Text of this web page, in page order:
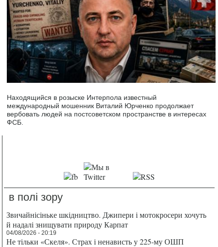
Находящийся в розыске Интерпола известный
международный мошенник Виталий Юрченко продолжает
вербовать людей на постсоветском пространстве в интересах
ФСБ.
в полі зору
Звичайнісіньке шкідництво. Джипери і мотокросери хочуть
й надалі знищувати природу Карпат
04/08/2026 - 20:19
Не тільки «Скеля». Страх і ненависть у 225-му ОШП